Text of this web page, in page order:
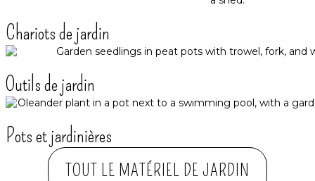
Chariots de jardin
Outils de jardin
Pots et jardinières
TOUT LE MATÉRIEL DE JARDIN